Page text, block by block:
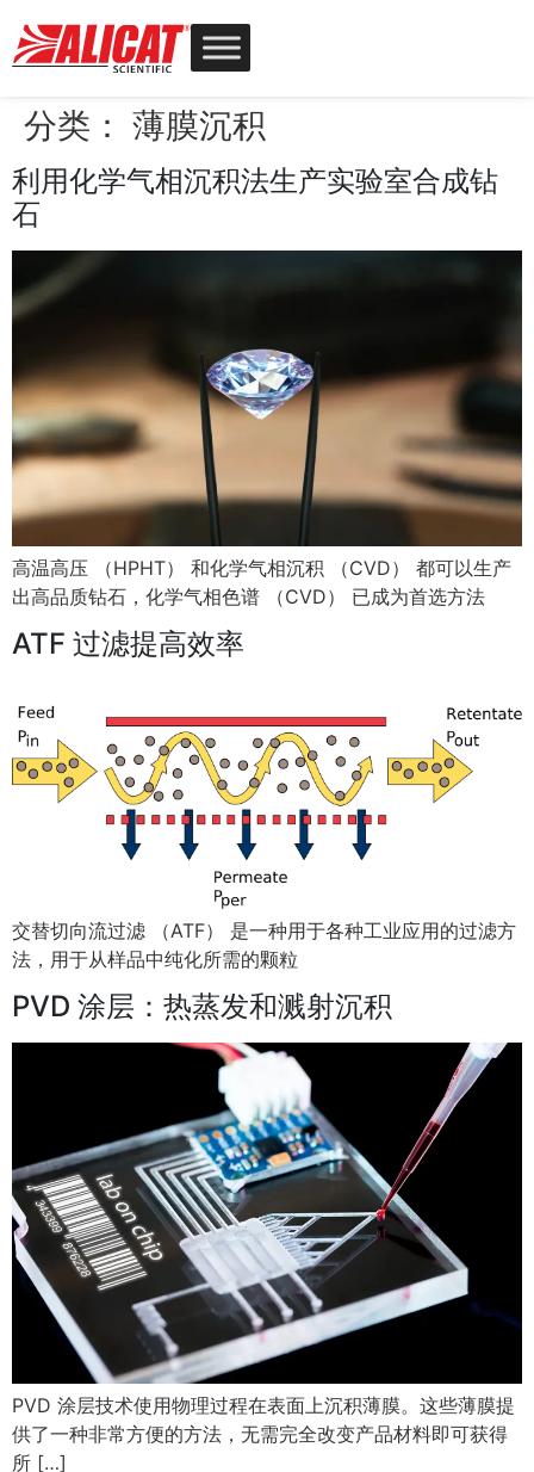
分类： 薄膜沉积
利用化学气相沉积法生产实验室合成钻
石
高温高压 （HPHT） 和化学气相沉积 （CVD） 都可以生产
出高品质钻石，化学气相色谱 （CVD） 已成为首选方法
ATF 过滤提高效率
交替切向流过滤 （ATF） 是一种用于各种工业应用的过滤方
法，用于从样品中纯化所需的颗粒
PVD 涂层：热蒸发和溅射沉积
PVD 涂层技术使用物理过程在表面上沉积薄膜。这些薄膜提
供了一种非常方便的方法，无需完全改变产品材料即可获得
所 […]